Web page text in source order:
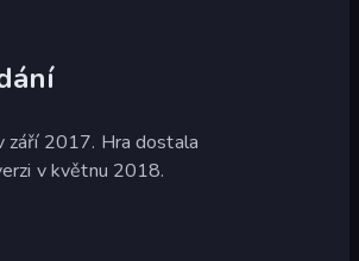
září 2017. Hra dostala
v květnu 2018.